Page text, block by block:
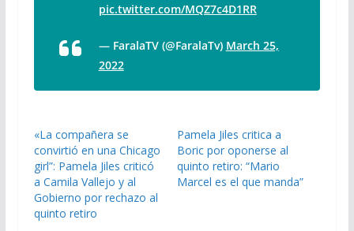
pic.twitter.com/MQZ7c4D1RR
— FaralaTV (@FaralaTv) March 25,
2022
«La compañera se
convirtió en una Chicago
girl”: Pamela Jiles criticó
a Camila Vallejo y al
Gobierno por rechazo al
quinto retiro
Pamela Jiles critica a
Boric por oponerse al
quinto retiro: “Mario
Marcel es el que manda”